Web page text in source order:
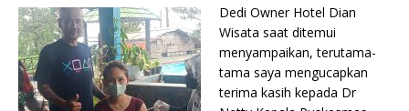
Dedi Owner Hotel Dian
Wisata saat ditemui
menyampaikan, terutama-
tama saya mengucapkan
terima kasih kepada Dr